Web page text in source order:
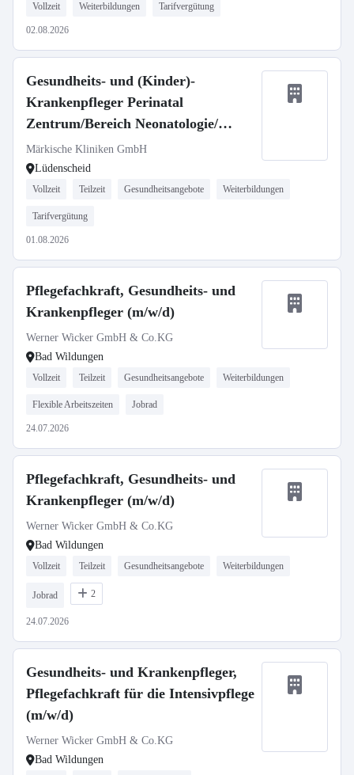
Vollzeit Weiterbildungen Tarifvergütung
02.08.2026
Gesundheits- und (Kinder)-
Krankenpfleger Perinatal
Zentrum/Bereich Neonatologie/
Kinderintensivstation (m/w/d)
Märkische Kliniken GmbH
Lüdenscheid
Vollzeit Teilzeit Gesundheitsangebote Weiterbildungen
Tarifvergütung
01.08.2026
Pflegefachkraft, Gesundheits- und
Krankenpfleger (m/w/d)
Werner Wicker GmbH & Co.KG
Bad Wildungen
Vollzeit Teilzeit Gesundheitsangebote Weiterbildungen
Flexible Arbeitszeiten Jobrad
24.07.2026
Pflegefachkraft, Gesundheits- und
Krankenpfleger (m/w/d)
Werner Wicker GmbH & Co.KG
Bad Wildungen
Vollzeit Teilzeit Gesundheitsangebote Weiterbildungen
Jobrad 2
24.07.2026
Gesundheits- und Krankenpfleger,
Pflegefachkraft für die Intensivpflege
(m/w/d)
Werner Wicker GmbH & Co.KG
Bad Wildungen